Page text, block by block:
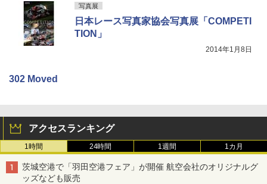
写真展
日本レース写真家協会写真展「COMPETI
TION」
2014年1月8日
302 Moved
アクセスランキング
1時間 24時間 1週間 1カ月
茨城空港で「羽田空港フェア」が開催 航空会社のオリジナルグ
ッズなども販売